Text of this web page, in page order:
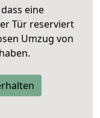
eine
Tür reserviert
Umzug von